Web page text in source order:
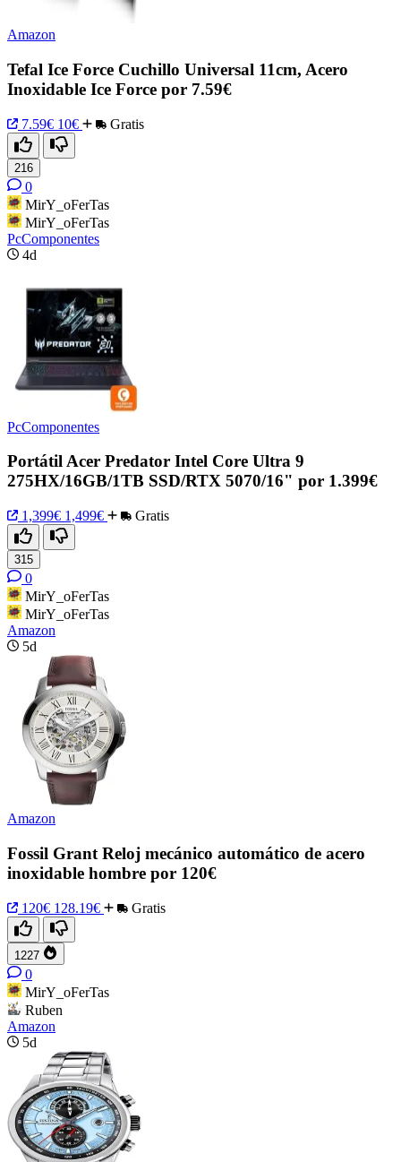
Amazon
Tefal Ice Force Cuchillo Universal 11cm, Acero
Inoxidable Ice Force por 7.59€
7.59€ 10€ Gratis
216
0
MirY_oFerTas
MirY_oFerTas
PcComponentes
4d
PcComponentes
Portátil Acer Predator Intel Core Ultra 9
275HX/16GB/1TB SSD/RTX 5070/16" por 1.399€
1,399€ 1,499€ Gratis
315
0
MirY_oFerTas
MirY_oFerTas
Amazon
5d
Amazon
Fossil Grant Reloj mecánico automático de acero
inoxidable hombre por 120€
120€ 128.19€ Gratis
1227
0
MirY_oFerTas
Ruben
Amazon
5d